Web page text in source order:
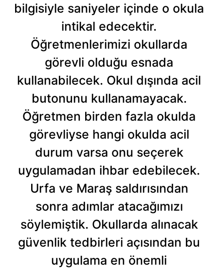
bilgisiyle saniyeler içinde o okula
intikal edecektir.
Öğretmenlerimizi okullarda
görevli olduğu esnada
kullanabilecek. Okul dışında acil
butonunu kullanamayacak.
Öğretmen birden fazla okulda
görevliyse hangi okulda acil
durum varsa onu seçerek
uygulamadan ihbar edebilecek.
Urfa ve Maraş saldırısından
sonra adımlar atacağımızı
söylemiştik. Okullarda alınacak
güvenlik tedbirleri açısından bu
uygulama en önemli